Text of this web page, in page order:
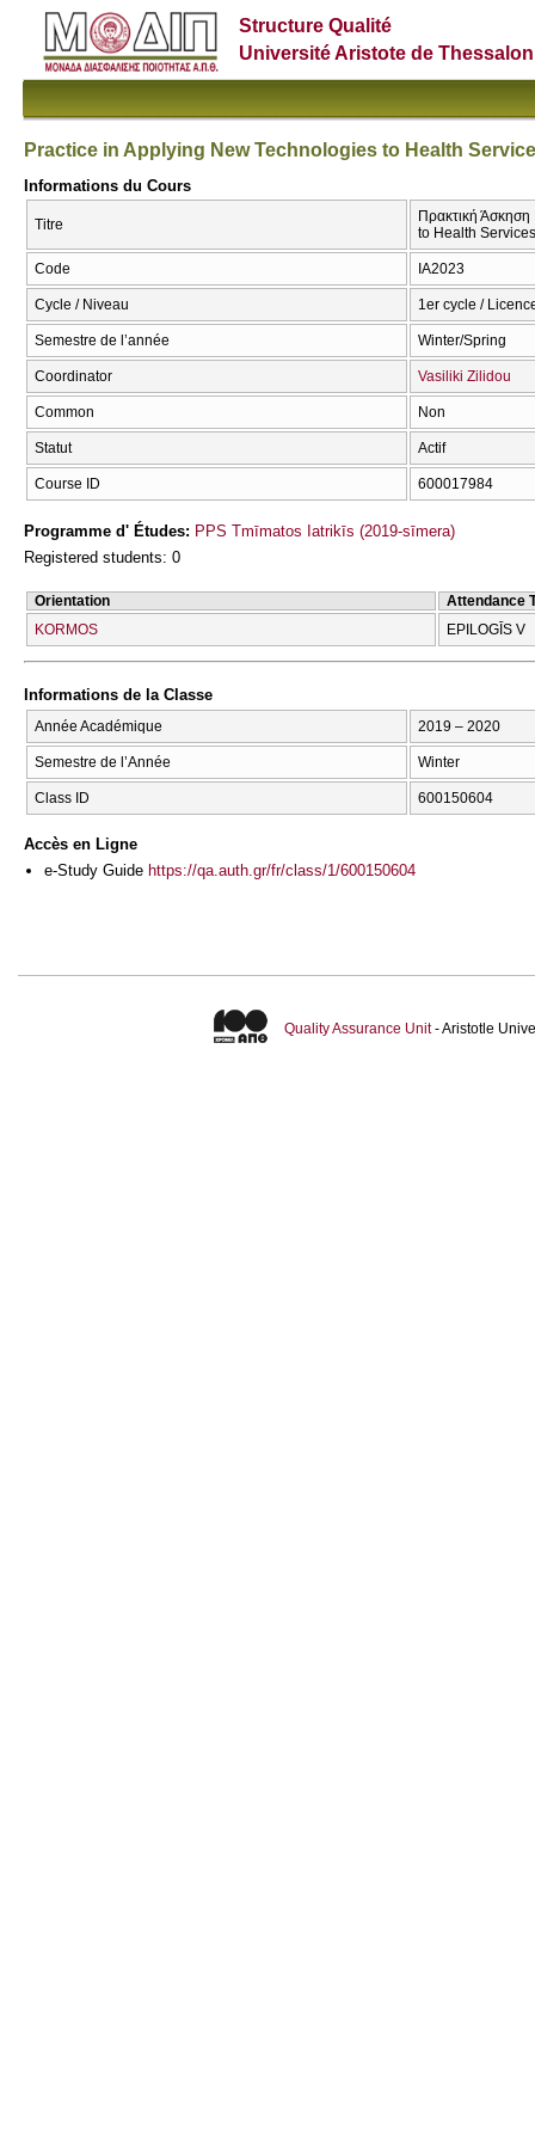
Structure Qualité
Université Aristote de
Practice in Applying New Technologies to Health
Informations du Cours
Titre
Πρακτική
to Health Services
Code ΙΑ2023
Cycle / Niveau 1er cycle /
Semestre de l’année Winter/Spring
Coordinator Vasiliki Zilidou
Common Non
Statut Actif
Course ID 600017984
Programme d' Études: PPS Tmīmatos Iatrikīs (2019-sīmera)
Registered students: 0
Orientation
Attendance
KORMOS
EPILOGĪS V
Informations de la Classe
Année Académique 2019 – 2020
Semestre de l’Année Winter
Class ID 600150604
Accès en Ligne
e-Study Guide https://qa.auth.gr/fr/class/1/600150604
Quality Assurance Unit- Aristotle